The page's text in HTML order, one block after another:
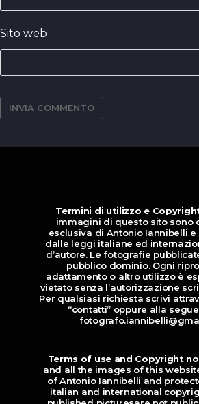
Sito web
Termini di utilizzo e
immagini di questo sito sono
esclusiva di Antonio Iannibelli
dalle leggi italiane ed
d’autore. Le fotografie
pubblico dominio. Ogni
adattamento o altro utilizzo è
vietato senza l’autorizzazione
Per qualsiasi richiesta scrivi
“contatti” oppure alla
Terms of use and Copyright
and all the images of this
of Antonio Iannibelli and
italian and international